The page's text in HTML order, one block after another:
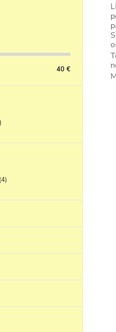
40 €
4
l
á
d
a
c
i